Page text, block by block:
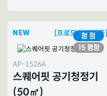
[프로모션 진행중]
AP-1526A
스퀘어핏 공기청정기
(50㎡)